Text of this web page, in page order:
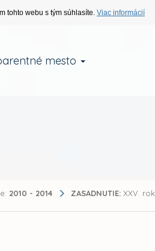
tohto webu s tým súhlasíte. Viac informácií
mesto
2010 - 2014 ZASADNUTIE: XXV.